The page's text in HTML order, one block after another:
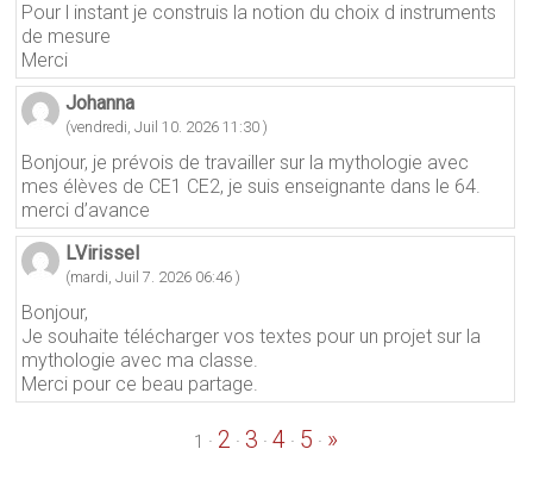
Pour l instant je construis la notion du choix d instruments
de mesure
Merci
Johanna
(vendredi, Juil 10. 2026 11:30 )
Bonjour, je prévois de travailler sur la mythologie avec
mes élèves de CE1 CE2, je suis enseignante dans le 64.
merci d’avance
LVirissel
(mardi, Juil 7. 2026 06:46 )
Bonjour,
Je souhaite télécharger vos textes pour un projet sur la
mythologie avec ma classe.
Merci pour ce beau partage.
1 · 2 ·3 ·4 · 5 · »